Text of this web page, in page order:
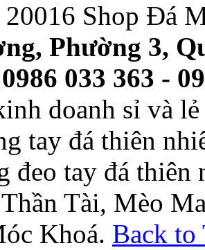
Shop Đá
Phường 3,
033 363 -
doanh sỉ và
tay đá thiên
đeo tay đá thiên
Tài, Mèo
Khoá. Back to